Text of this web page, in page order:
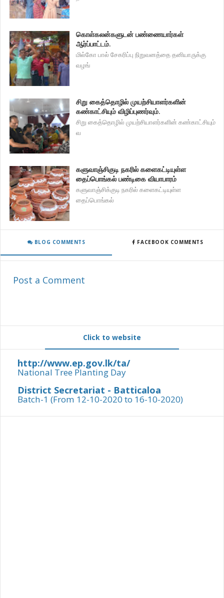
கொள்கலன்களுடன் பண்ணையார்கள்
ஆர்ப்பாட்டம்.
மில்கோ பால் சேகரிப்பு நிறுவனத்தை தனியாருக்கு
வழங்
சிறு கைத்தொழில் முயற்சியாளர்களின்
கண்காட்சியும் விழிப்புணர்வும்.
சிறு கைத்தொழில் முயற்சியாளர்களின் கண்காட்சியும்
வ
களுவாஞ்சிகுடி நகரில் களைகட்டியுள்ள
தைப்பொங்கல் பண்டிகை வியாபாரம்
களுவாஞ்சிக்குடி நகரில் களைகட்டியுள்ள
தைப்பொங்கல்
BLOG COMMENTS FACEBOOK COMMENTS
Post a Comment
Click to website
http://www.ep.gov.lk/ta/
National Tree Planting Day
District Secretariat - Batticaloa
Batch-1 (From 12-10-2020 to 16-10-2020)